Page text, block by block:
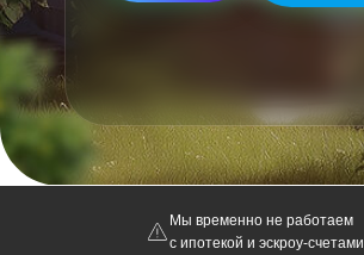
Мы временно не работаем
с ипотекой и эскроу-счетами